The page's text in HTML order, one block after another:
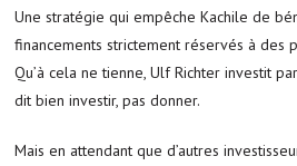
Une stratégie qui empêche Kachile de
financements strictement réservés à des
Qu’à cela ne tienne, Ulf Richter investit
dit bien investir, pas donner.
Mais en attendant que d’autres